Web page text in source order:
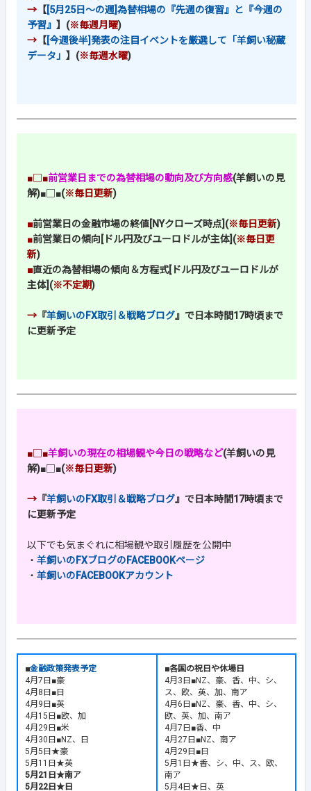
→ 【[5月25日～の週]為替相場の『先週の復習』と『今週の
予習』 】(※毎週月曜)
→ 【[今週後半]発表の注目イベントを厳選して「羊飼い秘蔵
データ」 】(※毎週水曜)
■□■前営業日までの為替相場の動向及び方向感(羊飼いの見
解)■□■(※毎日更新)
■前営業日の金融市場の終値[NYクローズ時点](※毎日更新)
■前営業日の傾向[ドル円及びユーロドルが主体](※毎日更
新)
■直近の為替相場の傾向＆方程式[ドル円及びユーロドルが
主体](※不定期)
→ 『羊飼いのFX取引＆戦略ブログ』で日本時間17時頃まで
に更新予定
■□■羊飼いの現在の相場観や今日の戦略など(羊飼いの見
解)■□■(※毎日更新)
→ 『羊飼いのFX取引＆戦略ブログ』で日本時間17時頃まで
に更新予定
以下でも気まぐれに相場観や取引履歴を公開中
・ 羊飼いのFXブログのFACEBOOKページ
・ 羊飼いのFACEBOOKアカウント
■金融政策発表予定
4月7日■豪
4月8日■日
4月9日■英
4月15日■欧、加
4月29日■米
4月30日■NZ、日
5月5日★豪
5月11日★英
5月21日★南ア
5月22日★日
■各国の祝日や休場日
4月3日■NZ、豪、香、中、シ、
ス、欧、英、加、南ア
4月6日■NZ、豪、香、中、シ、
欧、英、加、南ア
4月7日■香、中
4月27日■NZ、南ア
4月29日■日
5月1日★香、シ、中、ス、欧、
南ア
5月4日★日、英